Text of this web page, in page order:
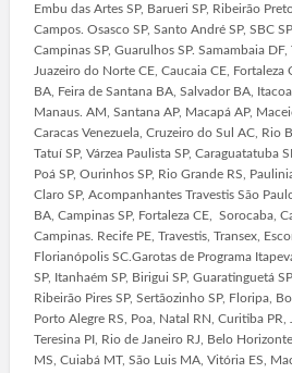
Embu das Artes SP, Barueri SP, Ribeirão
Campos. Osasco SP, Santo André SP, SBC
Campinas SP, Guarulhos SP. Samambaia
Juazeiro do Norte CE, Caucaia CE,
BA, Feira de Santana BA, Salvador BA,
Manaus. AM, Santana AP, Macapá AP,
Caracas Venezuela, Cruzeiro do Sul AC, Rio
Tatuí SP, Várzea Paulista SP, Caraguatatuba
Poá SP, Ourinhos SP, Rio Grande RS,
Claro SP, Acompanhantes Travestis São
BA, Campinas SP, Fortaleza CE, Sorocaba,
Campinas. Recife PE, Travestis, Transex,
Florianópolis SC.Garotas de Programa
SP, Itanhaém SP, Birigui SP, Guaratinguetá
Ribeirão Pires SP, Sertãozinho SP, Floripa,
Porto Alegre RS, Poa, Natal RN, Curitiba PR,
Teresina PI, Rio de Janeiro RJ, Belo
MS, Cuiabá MT, São Luis MA, Vitória ES,